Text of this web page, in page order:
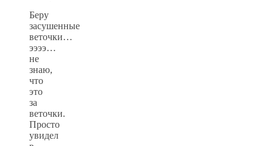
Беру
засушенные
веточки…
ээээ…
не
знаю,
что
это
за
веточки.
Просто
увидел